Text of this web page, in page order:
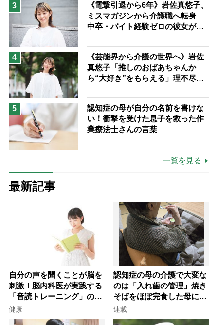
3
《電撃引退から6年》岩佐真悠子、
ミスマガジンから介護職へ転身
中卒・バイト経験ゼロの彼女が見
ながら自分らしくいられる」
4
《芸能界から介護の世界へ》岩佐
真悠子「推しのおばあちゃんか
ら“大好き”をもらえる」理不尽さ
場は「愛おしい」
5
認知症の母が自分の名前を書けな
い！衝撃を受けた息子を救った作
業療法士さんの言葉
一覧を見る
最新記事
自分の声を聞くことが脳を
刺激！脳内科医が実践する
「音読トレーニング」の極
意
健康
認知症の母の介護で大変な
のは「入れ歯の管理」焼き
そばをほぼ完食した母に息
子が血の気が引いた理由
連載